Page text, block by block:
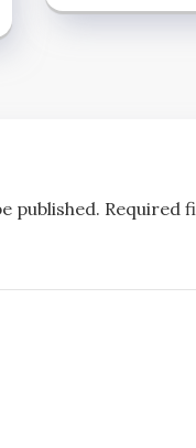
published. Required